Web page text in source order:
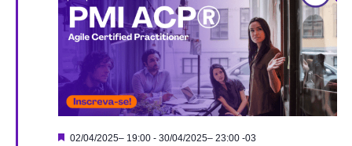
Destacado
02/04/2025– 19:00- 30/04/2025– 23:00 -03